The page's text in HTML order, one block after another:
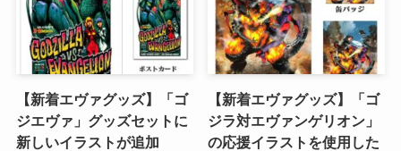
【新着エヴァグッズ】「ゴ
ジエヴァ」グッズセットに
新しいイラストが追加
【新着エヴァグッズ】「ゴ
ジラ対エヴァンゲリオン」
の応援イラストを使用した